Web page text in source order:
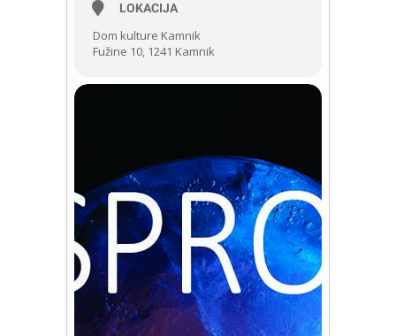
LOKACIJA
Dom kulture Kamnik
Fužine 10, 1241 Kamnik